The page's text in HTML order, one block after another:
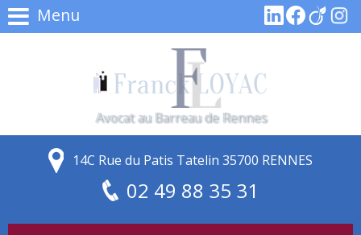
Menu
Avocat au Barreau de Rennes
14C Rue du Patis Tatelin 35700 RENNES
02 49 88 35 31